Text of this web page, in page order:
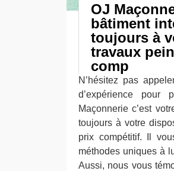
OJ
bâtiment
toujours à
travaux
comp
N’hésitez pas
d’expérience pour
Maçonnerie c’est
toujours à votre
prix compétitif. Il
méthodes uniques à
Aussi, nous vous